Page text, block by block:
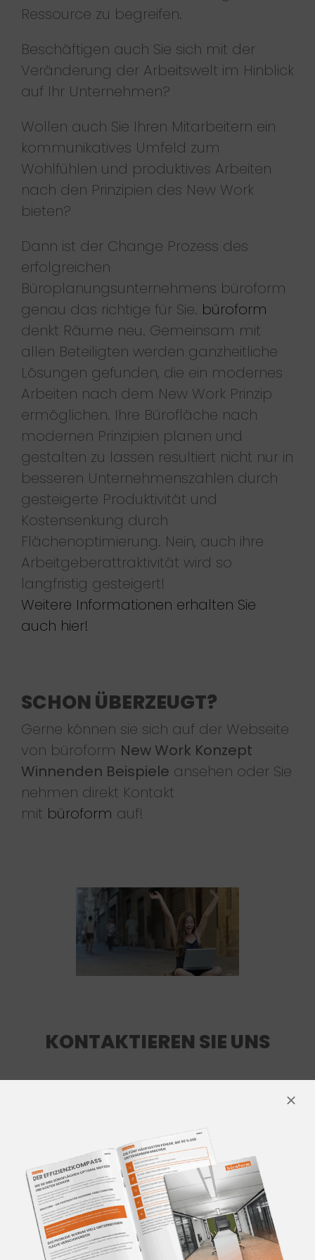
Ressource zu begreifen.
Beschäftigen auch Sie sich mit der
Veränderung der Arbeitswelt im Hinblick
auf Ihr Unternehmen?
Wollen auch Sie Ihren Mitarbeitern ein
kommunikatives Umfeld zum
Wohlfühlen und produktives Arbeiten
nach den Prinzipien des New Work
bieten?
Dann ist der Change Prozess des
erfolgreichen
Büroplanungsunternehmens büroform
genau das richtige für Sie. büroform
denkt Räume neu. Gemeinsam mit
allen Beteiligten werden ganzheitliche
Lösungen gefunden, die ein modernes
Arbeiten nach dem New Work Prinzip
ermöglichen. Ihre Bürofläche nach
modernen Prinzipien planen und
gestalten zu lassen resultiert nicht nur in
besseren Unternehmenszahlen durch
gesteigerte Produktivität und
Kostensenkung durch
Flächenoptimierung. Nein, auch ihre
Arbeitgeberattraktivität wird so
langfristig gesteigert!
Weitere Informationen erhalten Sie
auch hier!
SCHON ÜBERZEUGT?
Gerne können sie sich auf der Webseite
von büroform New Work Konzept
Winnenden Beispiele ansehen oder Sie
nehmen direkt Kontakt
mit büroform auf!
KONTAKTIEREN SIE UNS
kontaktieren Sie unser Team aus
Innenarchitekten und
Einrichtungsprofis.
Wir beraten Sie gerne!
Jetzt Kontakt aufnehmen!